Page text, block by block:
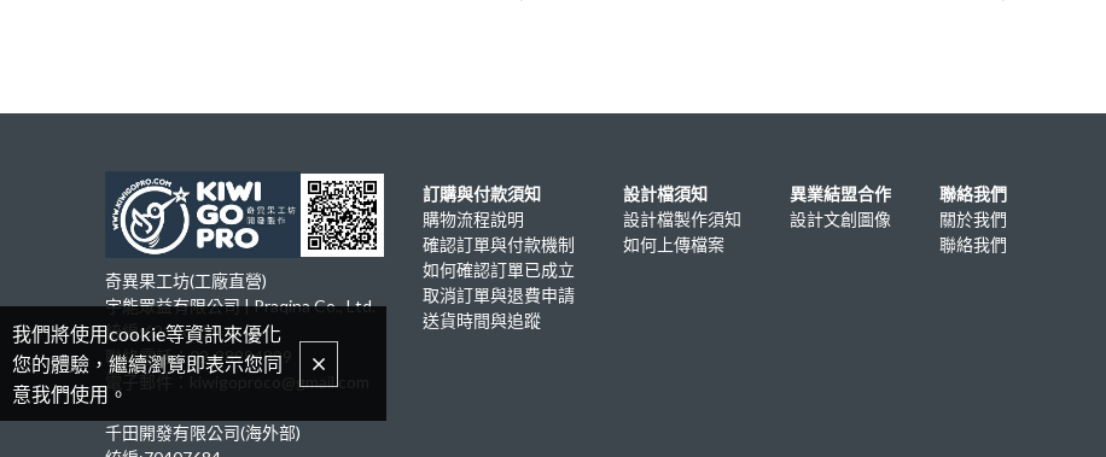
奇異果工坊(工廠直營)
宇能眾益有限公司 | Praqina Co., Ltd.
統編:62196459
聯絡電話：02-28984899
電子郵件：kiwigoproco@gmail.com
千田開發有限公司(海外部)
訂購與付款須知
購物流程說明
確認訂單與付款機制
如何確認訂單已成立
取消訂單與退費申請
送貨時間與追蹤
設計檔須知
設計檔製作須知
如何上傳檔案
異業結盟合作
設計文創圖像
聯絡我們
關於我們
聯絡我們
我們將使用cookie等資訊來優化
您的體驗，繼續瀏覽即表示您同
意我們使用。